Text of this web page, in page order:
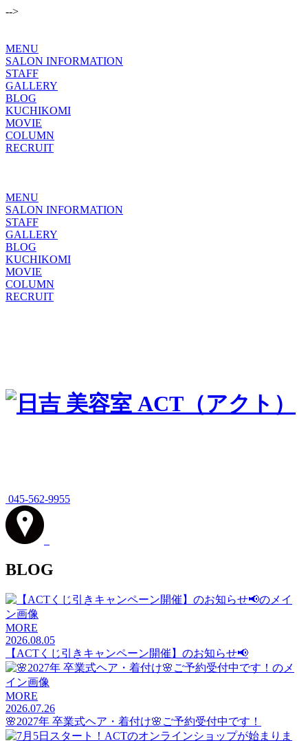
-->
MENU
SALON INFORMATION
STAFF
GALLERY
BLOG
KUCHIKOMI
MOVIE
COLUMN
RECRUIT
MENU
SALON INFORMATION
STAFF
GALLERY
BLOG
KUCHIKOMI
MOVIE
COLUMN
RECRUIT
045-562-9955
BLOG
MORE
2026.08.05
【ACTくじ引きキャンペーン開催】のお知らせ📢
MORE
2026.07.26
🌸2027年 卒業式ヘア・着付け🌸ご予約受付中です！